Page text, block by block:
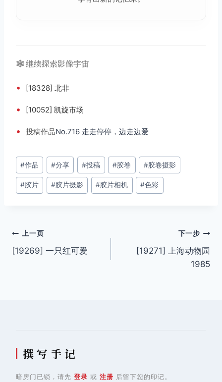
🕸️ 继续探索影像宇宙
• [18328] 北非
• [10052] 凯旋市场
• 投稿作品No.716 走走停停，边走边爱
文
章
标
#作品 #分享 #投稿 #胶卷 #胶卷摄影
#胶片 #胶片摄影 #胶片相机 #色彩
文
章
上一页
[19269] 一只红可爱
下一步
[19271] 上海动物园
1985
撰 写 手 记
暗房门已锁，请先 登录 或 注册 后留下您的印记。